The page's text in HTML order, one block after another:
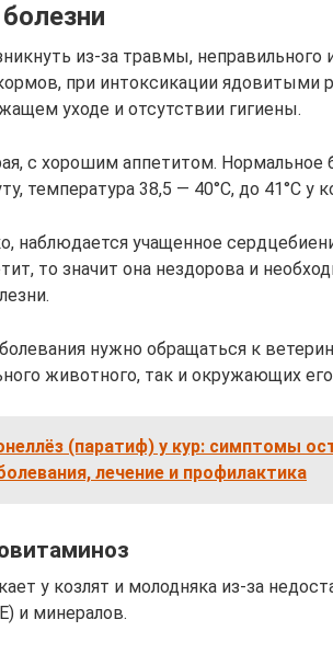
из-за травмы, неправильного
при интоксикации ядовитыми
уходе и отсутствии гигиены.
с хорошим аппетитом. Нормальное
температура 38,5 — 40°С, до 41°С у
наблюдается учащенное
то значит она нездорова и
нужно обращаться к
животного, так и окружающих
(паратиф) у кур: симптомы
лечение и профилактика
у козлят и молодняка из-за
и минералов.